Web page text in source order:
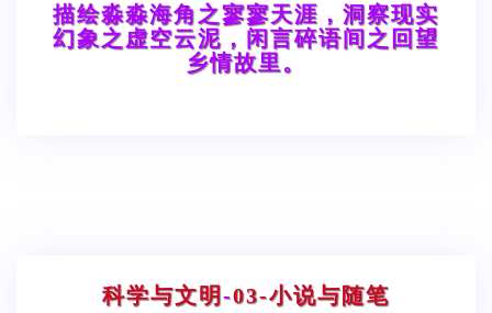
描绘淼淼海角之寥寥天涯，洞察现实
幻象之虚空云泥，闲言碎语间之回望
乡情故里。
科学与文明 -03-小说与随笔